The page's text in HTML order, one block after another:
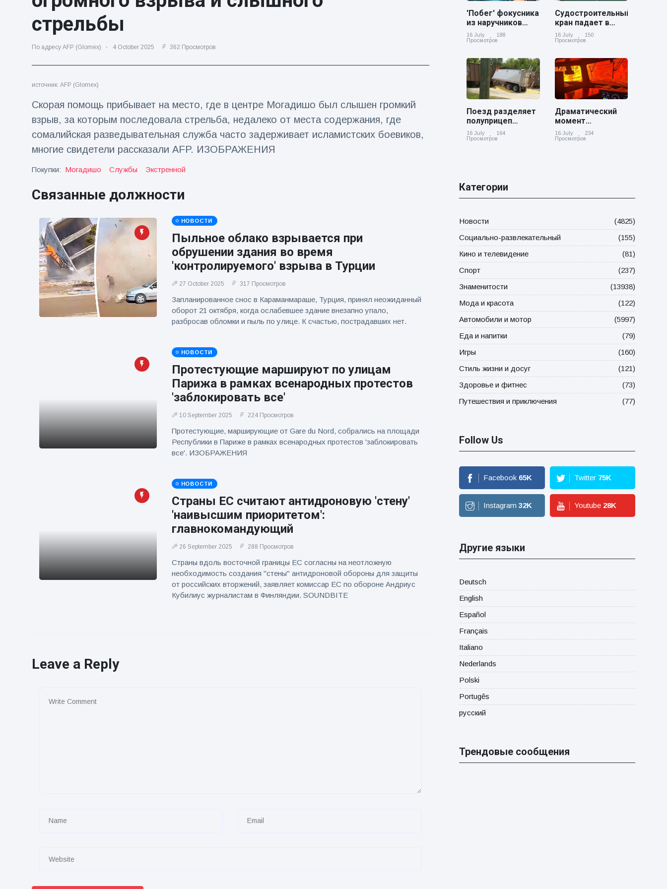
Путешествия и приключения
Последние новости
'Побег'
фокусника из
вызвал смех у
аудитории
16 July
188
Просмотров
Консерваторы
рождение
низкогорного
зоопарке
Великобритании
Флориды
после запуска
фейерверков из
движущейся
машины
стрельбы
По адресу AFP (Glomex) 4 October 2025 362 Просмотров
источник: AFP (Glomex)
Скорая помощь прибывает на место, где в центре Могадишо был слышен громкий
взрыв, за которым последовала стрельба, недалеко от места содержания, где
сомалийская разведывательная служба часто задерживает исламистских боевиков,
многие свидетели рассказали AFP. ИЗОБРАЖЕНИЯ
Покупки: Могадишо Службы Экстренной
Связанные должности
НОВОСТИ
Пыльное облако взрывается при
обрушении здания во время
'контролируемого' взрыва в Турции
27 October 2025 317 Просмотров
Запланированное снос в Караманмараше, Турция, принял неожиданный
оборот 21 октября, когда ослабевшее здание внезапно упало,
разбросав обломки и пыль по улице. К счастью, пострадавших нет.
НОВОСТИ
Протестующие маршируют по улицам
Парижа в рамках всенародных протестов
'заблокировать все'
10 September 2025 224 Просмотров
Протестующие, марширующие от Gare du Nord, собрались на площади
Республики в Париже в рамках всенародных протестов 'заблокировать
все'. ИЗОБРАЖЕНИЯ
НОВОСТИ
Страны ЕС считают антидроновую 'стену'
'наивысшим приоритетом':
главнокомандующий
26 September 2025 288 Просмотров
Страны вдоль восточной границы ЕС согласны на неотложную
необходимость создания "стены" антидроновой обороны для защиты
от российских вторжений, заявляет комиссар ЕС по обороне Андриус
Кубилиус журналистам в Финляндии. SOUNDBITE
Leave a Reply
'Побег' фокусника
из наручников
вызвал смех у
аудитории
16 July
188
Просмотров
Судостроительный
кран падает в
реку Купер возле
Чарльстона
16 July
150
Просмотров
Поезд разделяет
полуприцеп
пополам на
железнодорожном
16 July
164
Просмотров
Драматический
момент
канадский
грузовой поезд
16 July
234
Просмотров
Категории
Новости
(4825)
Социально-развлекательный
(155)
Кино и телевидение
(81)
Спорт
(237)
Знаменитости
(13938)
Мода и красота
(122)
Автомобили и мотор
(5997)
Еда и напитки
(79)
Игры
(160)
Стиль жизни и досуг
(121)
Здоровье и фитнес
(73)
Путешествия и приключения
(77)
Follow Us
Facebook 65K Twitter 75K
Instagram 32K Youtube 28K
Другие языки
Deutsch
English
Español
Français
Italiano
Nederlands
Polski
Portugês
русский
Трендовые сообщения